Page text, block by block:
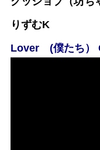
りずむK
Lover (僕たち）